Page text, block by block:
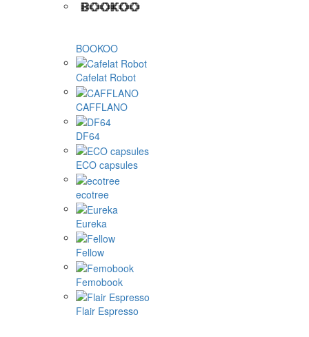
BOOKOO
Cafelat Robot
CAFFLANO
DF64
ECO capsules
ecotree
Eureka
Fellow
Femobook
Flair Espresso